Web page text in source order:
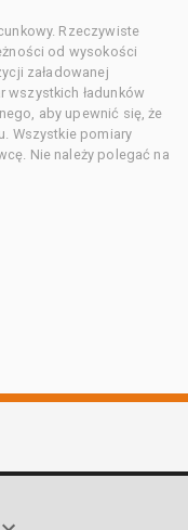
Rzeczywiste
od wysokości
załadowanej
wszystkich ładunków
aby upewnić się, że
Wszystkie pomiary
Nie należy polegać na